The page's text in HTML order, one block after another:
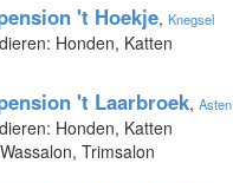
't Hoekje, Knegsel
Honden, Katten
't Laarbroek, Asten
Honden, Katten
Trimsalon